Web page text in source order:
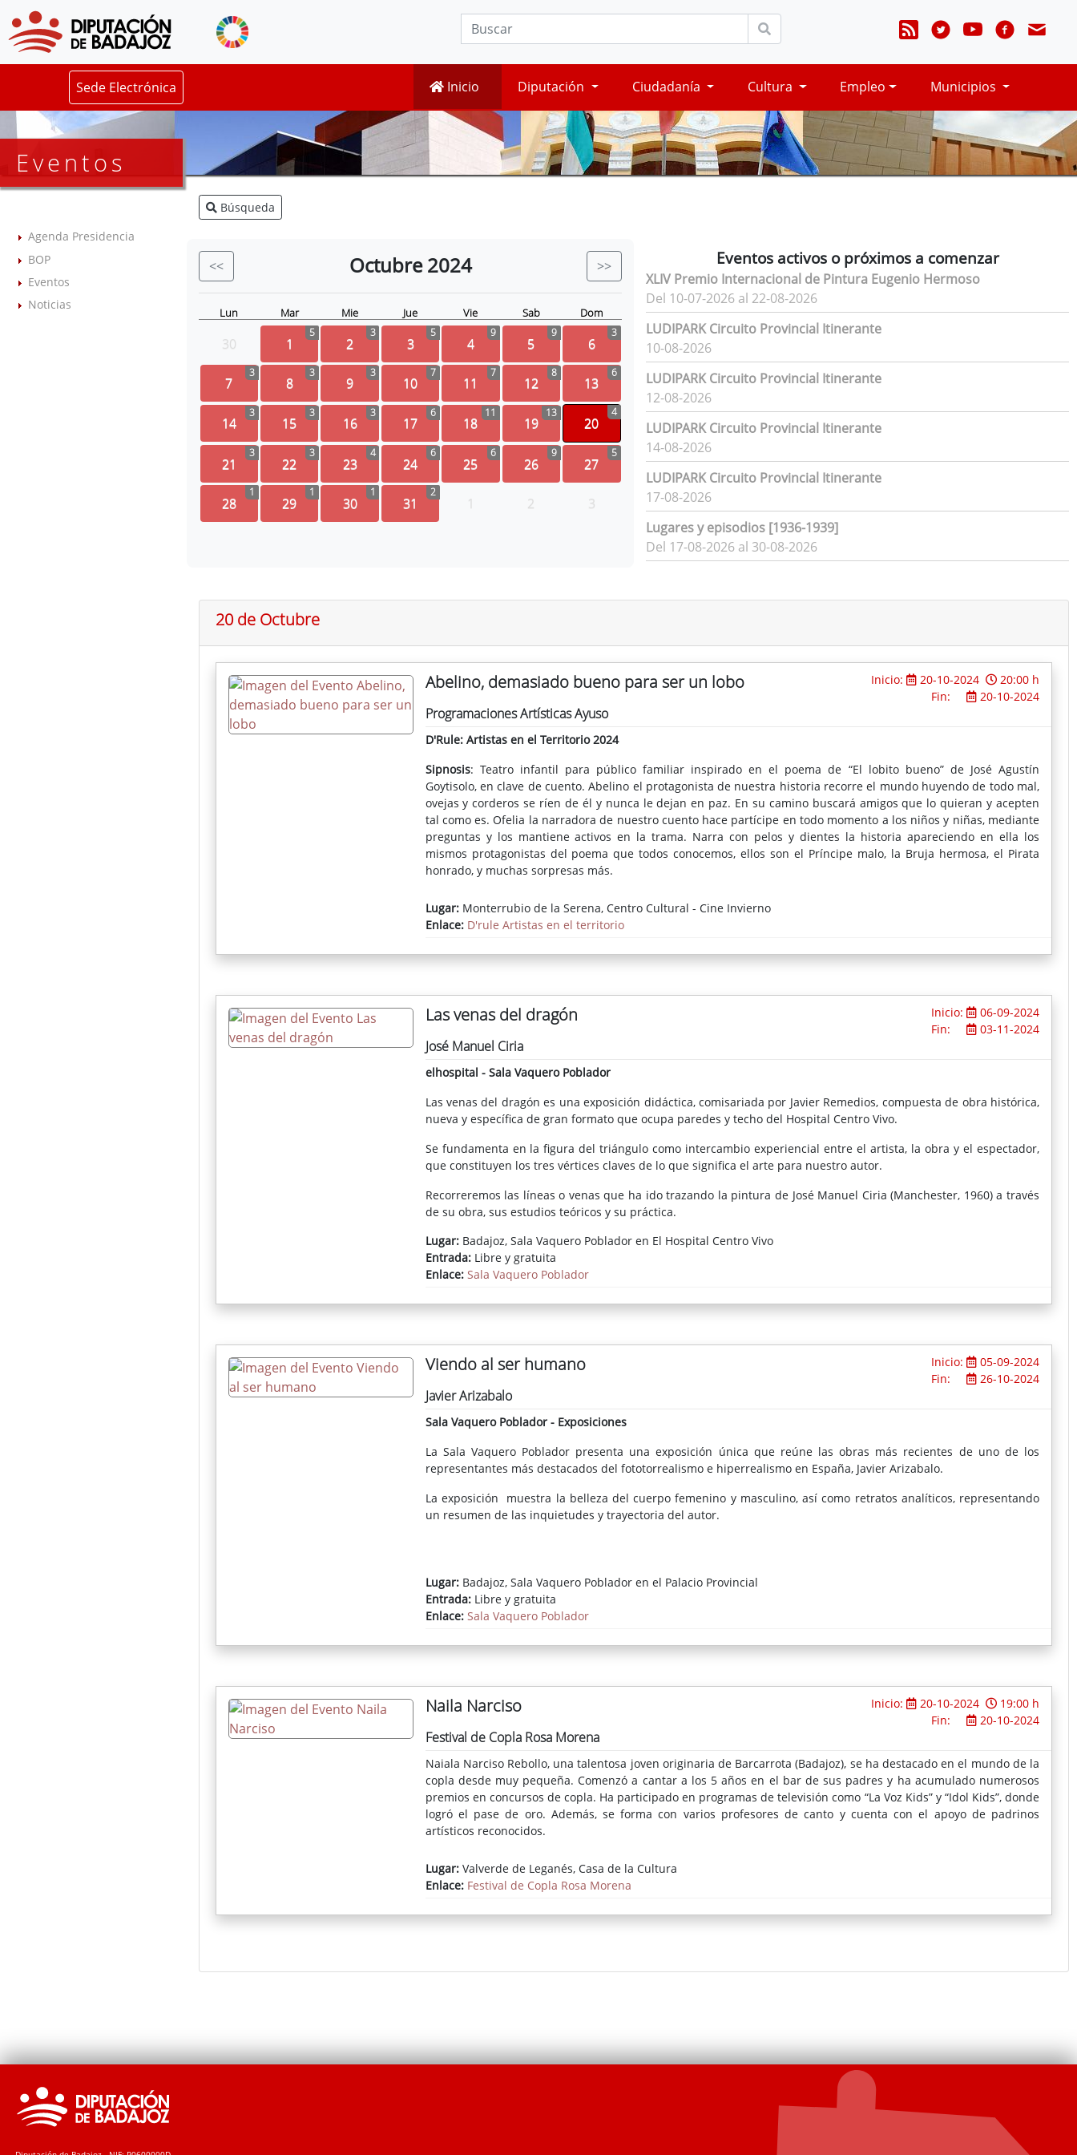
Sede Electrónica Inicio Diputación Ciudadanía Cultura Empleo Municipios
Eventos
Agenda Presidencia
BOP
Eventos
Noticias
Búsqueda
<< Octubre 2024 >>
Lun Mar Mie Jue Vie Sab Dom
30 1
5
2
3
3
5
4
9
5
9
6
3
7
3
8
3
9
3
10
7
11
7
12
8
13
6
14
3
15
3
16
3
17
6
18
11
19
13
20
4
21
3
22
3
23
4
24
6
25
6
26
9
27
5
28
1
29
1
30
1
31
2
1 2 3
Eventos activos o próximos a comenzar
XLIV Premio Internacional de Pintura Eugenio Hermoso
Del 10-07-2026 al 22-08-2026
LUDIPARK Circuito Provincial Itinerante
10-08-2026
LUDIPARK Circuito Provincial Itinerante
12-08-2026
LUDIPARK Circuito Provincial Itinerante
14-08-2026
LUDIPARK Circuito Provincial Itinerante
17-08-2026
Lugares y episodios [1936-1939]
Del 17-08-2026 al 30-08-2026
20 de Octubre
Abelino, demasiado bueno para ser un lobo Inicio: 20-10-2024
20:00 h
Fin:
20-10-2024
Programaciones Artísticas Ayuso
D'Rule: Artistas en el Territorio 2024
Sipnosis: Teatro infantil para público familiar inspirado en el poema de “El lobito bueno” de José Agustín
Goytisolo, en clave de cuento. Abelino el protagonista de nuestra historia recorre el mundo huyendo de todo mal,
ovejas y corderos se ríen de él y nunca le dejan en paz. En su camino buscará amigos que lo quieran y acepten
tal como es. Ofelia la narradora de nuestro cuento hace partícipe en todo momento a los niños y niñas, mediante
preguntas y los mantiene activos en la trama. Narra con pelos y dientes la historia apareciendo en ella los
mismos protagonistas del poema que todos conocemos, ellos son el Príncipe malo, la Bruja hermosa, el Pirata
honrado, y muchas sorpresas más.
Ficha completa del espectáculo
Lugar:Monterrubio de la Serena, Centro Cultural - Cine Invierno
Enlace: D'rule Artistas en el territorio
Las venas del dragón Inicio:
06-09-2024
Fin:
03-11-2024
José Manuel Ciria
elhospital - Sala Vaquero Poblador
Las venas del dragón es una exposición didáctica, comisariada por Javier Remedios, compuesta de obra histórica,
nueva y específica de gran formato que ocupa paredes y techo del Hospital Centro Vivo.
Se fundamenta en la figura del triángulo como intercambio experiencial entre el artista, la obra y el espectador,
que constituyen los tres vértices claves de lo que significa el arte para nuestro autor.
Recorreremos las líneas o venas que ha ido trazando la pintura de José Manuel Ciria (Manchester, 1960) a través
de su obra, sus estudios teóricos y su práctica.
José Manuel Ciria es uno de los pintores con más proyección internacional de las últimas generaciones, con
exposiciones en los más grandes museos y ferias del mundo, Nueva York, Los Ángeles, Detroit, Atlanta, Chicago,
Toronto, Ciudad de México, Medellín, São Paulo, Buenos Aires, Santiago de Chile, Tel Aviv, Oporto, Lisboa, París,
acontece, manteniendo una postura clara de artista contemporáneo. De su obra emerge una agresividad visual
apreciación del momento artístico, por lo que su obra está hecha por él para ellos.
El enfoque teórico de su labor no ha tenido más que expandirse en torno a la imagen abstracta, siendo su mente
una suerte de confrontación entre lo gestual y lo geométrico, la exploración temática y la formal, de ciertas
concepciones acerca de la figuración. Mediante once obras pictóricas de gran formato, una proyección sobre
lienzo, pantalla, dibujos, cómics, collages, objetos de archivo, una instalación, una acción performativa y la edición
que vuela, otea y se lanza del cielo hacia la tierra, los campos, las ciudades. Su éxito artístico es el epítome del
rigor analítico.
Lugar:Badajoz, Sala Vaquero Poblador en El Hospital Centro Vivo
Entrada:Libre y gratuita
Enlace: Sala Vaquero Poblador
Viendo al ser humano Inicio:
05-09-2024
Fin:
26-10-2024
Javier Arizabalo
Sala Vaquero Poblador - Exposiciones
La Sala Vaquero Poblador presenta una exposición única que reúne las obras más recientes de uno de los
representantes más destacados del fototorrealismo e hiperrealismo en España, Javier Arizabalo.
La exposición muestra la belleza del cuerpo femenino y masculino, así como retratos analíticos, representando
un resumen de las inquietudes y trayectoria del autor.
Lugar:Badajoz, Sala Vaquero Poblador en el Palacio Provincial
Entrada:Libre y gratuita
Enlace: Sala Vaquero Poblador
Naila Narciso Inicio: 20-10-2024
19:00 h
Fin:
20-10-2024
Festival de Copla Rosa Morena
Naiala Narciso Rebollo, una talentosa joven originaria de Barcarrota (Badajoz), se ha destacado en el mundo de la
copla desde muy pequeña. Comenzó a cantar a los 5 años en el bar de sus padres y ha acumulado numerosos
premios en concursos de copla. Ha participado en programas de televisión como “La Voz Kids” y “Idol Kids”, donde
logró el pase de oro. Además, se forma con varios profesores de canto y cuenta con el apoyo de padrinos
artísticos reconocidos.
Lugar:Valverde de Leganés, Casa de la Cultura
Enlace: Festival de Copla Rosa Morena